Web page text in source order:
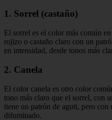
1. Sorrel (castaño)
El sorrel es el color más común
rojizo o castaño claro con un
en intensidad, desde tonos más
2. Canela
El color canela es otro color
tono más claro que el sorrel, con
tiene un patrón de aguti, pero con
difuminado.